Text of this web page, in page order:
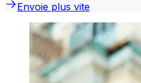
Envoie plus vite